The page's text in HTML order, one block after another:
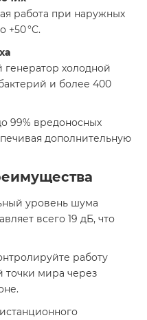
работа при наружных
+50 °C.​
генератор холодной
и более 400
99% вредоносных
дополнительную
уровень шума
всего 19 дБ, что
работу
точки мира через